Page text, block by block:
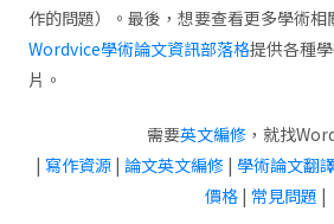
作的問題）。最後，想要查看更多學術相
Wordvice學術論文資訊部落格提供各種
片。
需要英文編修，就找
| 寫作資源 | 論文英文編修 | 學術論文翻
價格| 常見問題 |